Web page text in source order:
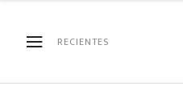
RECIENTES